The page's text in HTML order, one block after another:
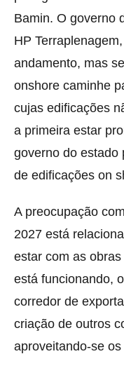
Bamin. O governo
HP
andamento, mas
onshore caminhe
cujas edificações
a primeira estar
governo do estado
de edificações on
A preocupação
2027 está
estar com as
está funcionando,
corredor de
criação de outros
aproveitando-se